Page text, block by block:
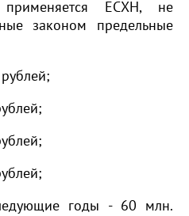
ЕСХН, не
законом предельные
годы - 60 млн.